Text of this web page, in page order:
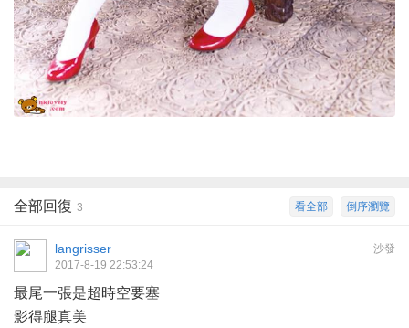
倒序瀏覽
看全部
全部回復 3
沙發
langrisser
2017-8-19 22:53:24
最尾一張是超時空要塞
影得腿真美